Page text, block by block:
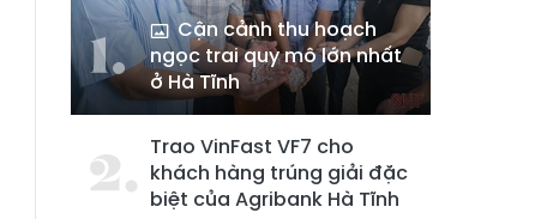
Cận cảnh thu hoạch
ngọc trai quy mô lớn nhất
ở Hà Tĩnh
Trao VinFast VF7 cho
khách hàng trúng giải đặc
biệt của Agribank Hà Tĩnh